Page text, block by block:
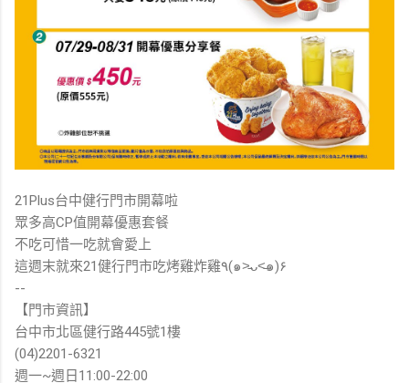
21Plus台中健行門市開幕啦
眾多高CP值開幕優惠套餐
不吃可惜一吃就會愛上
這週末就來21健行門市吃烤雞炸雞٩(๑˃̵ᴗ˂̵๑)۶
--
【門市資訊】
台中市北區健行路445號1樓
(04)2201-6321
週一~週日11:00-22:00